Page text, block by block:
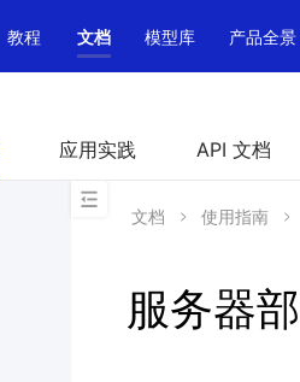
教程 文档 模型库 产品全景
应用实践 API 文档
文档 使用指南
服务器